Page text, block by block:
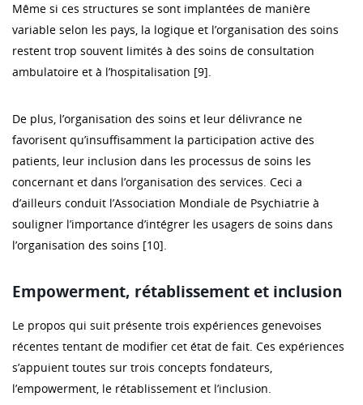
Même si ces structures se sont implantées de manière
variable selon les pays, la logique et l’organisation des soins
restent trop souvent limités à des soins de consultation
ambulatoire et à l’hospitalisation [9].
De plus, l’organisation des soins et leur délivrance ne
favorisent qu’insuffisamment la participation active des
patients, leur inclusion dans les processus de soins les
concernant et dans l’organisation des services. Ceci a
d’ailleurs conduit l’Association Mondiale de Psychiatrie à
souligner l’importance d’intégrer les usagers de soins dans
l’organisation des soins [10].
Empowerment, rétablissement et inclusion
Le propos qui suit présente trois expériences genevoises
récentes tentant de modifier cet état de fait. Ces expériences
s’appuient toutes sur trois concepts fondateurs,
l’empowerment, le rétablissement et l’inclusion.